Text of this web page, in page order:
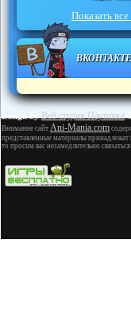
Показать все
Веб студия Паутинка
Внимание сайт Ani-Mania.com
представленные материалы
то просим вас незамедлительно